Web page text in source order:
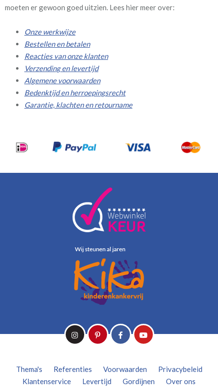
moeten er gewoon goed uitzien. Lees hier meer over:
Onze werkwijze
Bestellen en betalen
Reacties van onze klanten
Verzending en levertijd
Algemene voorwaarden
Bedenktijd en herroepingsrecht
Garantie, klachten en retourname
Thema's Referenties Voorwaarden
Privacybeleid
Klantenservice
Levertijd Gordijnen
Over ons